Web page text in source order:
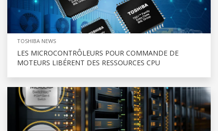
TOSHIBA NEWS
LES MICROCONTRÔLEURS POUR COMMANDE DE
MOTEURS LIBÉRENT DES RESSOURCES CPU